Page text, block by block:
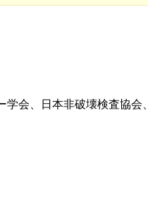
会、日本非破壊検査協会、